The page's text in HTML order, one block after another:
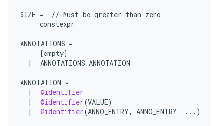
SIZE = // Must be greater than zero
constexpr
ANNOTATIONS =
[empty]
|
ANNOTATIONS ANNOTATION
ANNOTATION =
|
@identifier
|
@identifier(VALUE)
|
@identifier(ANNO_ENTRY, ANNO_ENTRY ... )